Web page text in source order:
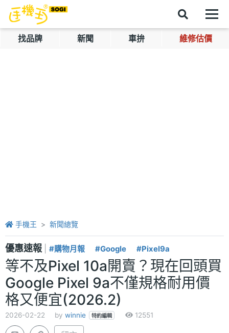
找品牌 新聞 車拚 維修估價
手機王 新聞總覽
優惠速報 #購物月報 #Google #Pixel9a
等不及Pixel 10a開賣？現在回頭買
Google Pixel 9a不僅規格耐用價
格又便宜(2026.2)
2026-02-22 by winnie 特約編輯 12551